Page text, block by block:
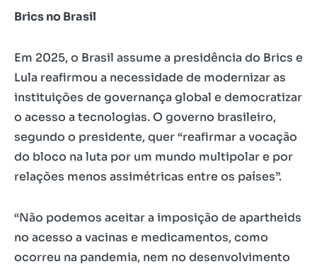
Brics no Brasil
Em 2025, o Brasil assume a presidência do Brics e
Lula reafirmou a necessidade de modernizar as
instituições de governança global e democratizar
o acesso a tecnologias. O governo brasileiro,
segundo o presidente, quer “reafirmar a vocação
do bloco na luta por um mundo multipolar e por
relações menos assimétricas entre os países”.
“Não podemos aceitar a imposição de apartheids
no acesso a vacinas e medicamentos, como
ocorreu na pandemia, nem no desenvolvimento